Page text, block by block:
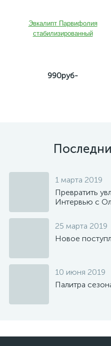
Эвкалипт Парвифолия
стабилизированный
990руб-
1 марта 2019
Превратить
Интервью с
25 марта 2019
Новое
10 июня 2019
Палитра